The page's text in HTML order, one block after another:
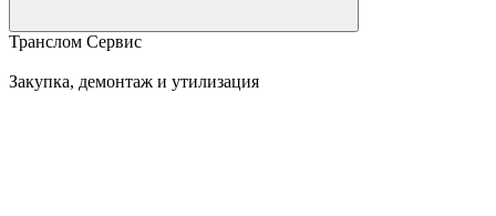
Транслом Сервис
Закупка, демонтаж и утилизация